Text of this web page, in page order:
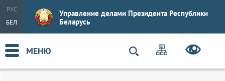
РУС
БЕЛ
Управление делами Президента Республики
Беларусь
МЕНЮ